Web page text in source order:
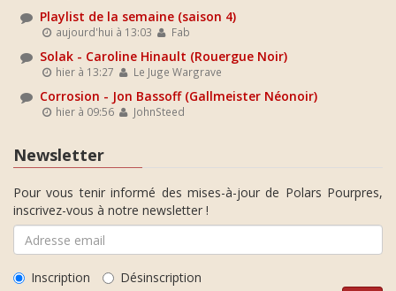
Playlist de la semaine (saison 4)
aujourd'hui à 13:03 Fab
Solak - Caroline Hinault (Rouergue Noir)
hier à 13:27 Le Juge Wargrave
Corrosion - Jon Bassoff (Gallmeister Néonoir)
hier à 09:56 JohnSteed
Newsletter
Pour vous tenir informé des mises-à-jour de Polars Pourpres,
inscrivez-vous à notre newsletter !
Inscription Désinscription